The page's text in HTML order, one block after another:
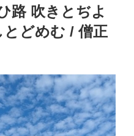
路 吹きとぢよ
どめむ / 僧正